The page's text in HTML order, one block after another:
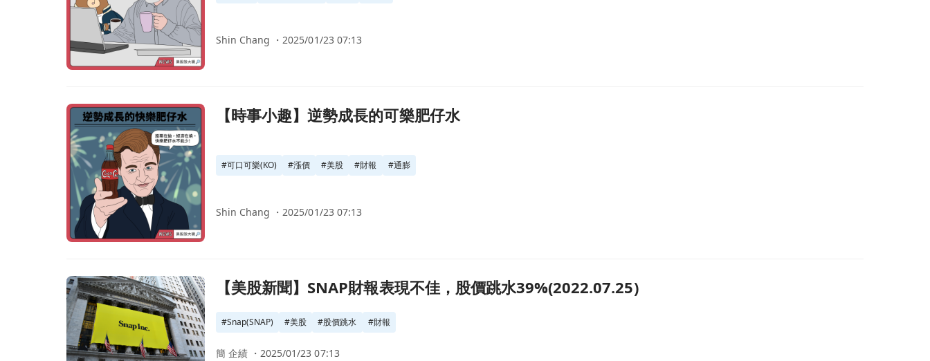
Shin Chang ・ 2025/01/23 07:13
前往【時事小趣】逆勢成長的可樂肥仔水頁面【時事小趣】逆勢成長的可樂肥仔水
#可口可樂(KO) #漲價 #美股 #財報 #通膨
Shin Chang ・ 2025/01/23 07:13
前往【美股新聞】SNAP財報表現不佳，股價跳水39%(2022.07.25)頁面
【美股新聞】SNAP財報表現不佳，股價跳水39%(2022.07.25)
#Snap(SNAP) #美股 #股價跳水 #財報
簡 企績 ・2025/01/23 07:13